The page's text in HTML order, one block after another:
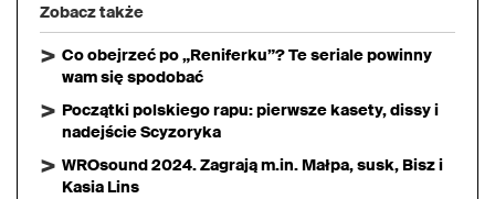
Zobacz także
Co obejrzeć po „Reniferku”? Te seriale powinny
wam się spodobać
Początki polskiego rapu: pierwsze kasety, dissy i
nadejście Scyzoryka
WROsound 2024. Zagrają m.in. Małpa, susk, Bisz i
Kasia Lins